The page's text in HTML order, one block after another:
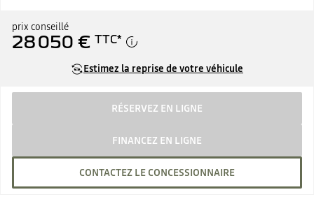
prix conseillé
28 050 € TTC*
Estimez la reprise de votre véhicule
RÉSERVEZ EN LIGNE
FINANCEZ EN LIGNE
CONTACTEZ LE CONCESSIONNAIRE